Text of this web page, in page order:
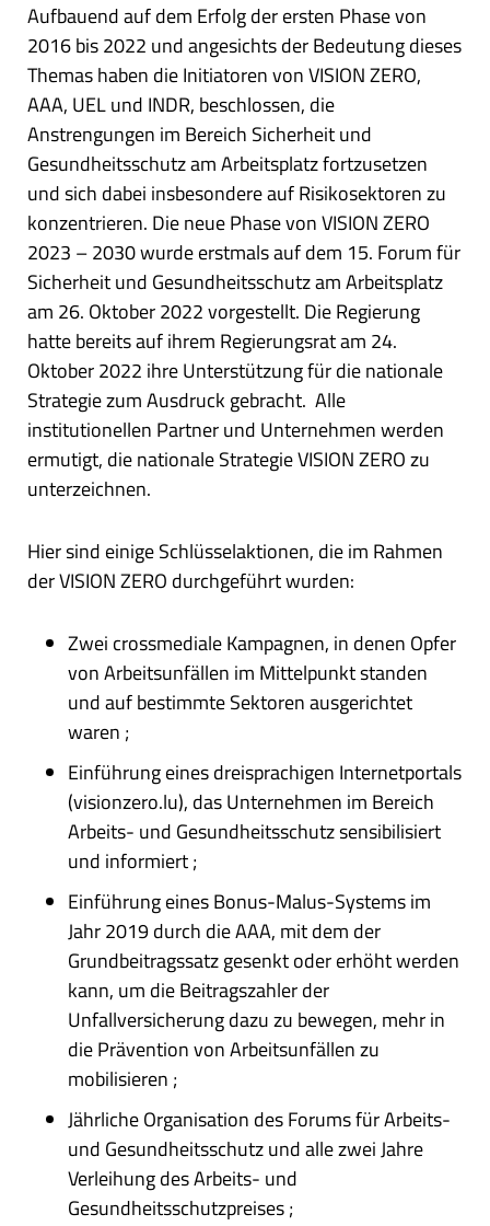
Aufbauend auf dem Erfolg der ersten Phase von
2016 bis 2022 und angesichts der Bedeutung dieses
Themas haben die Initiatoren von VISION ZERO,
AAA, UEL und INDR, beschlossen, die
Anstrengungen im Bereich Sicherheit und
Gesundheitsschutz am Arbeitsplatz fortzusetzen
und sich dabei insbesondere auf Risikosektoren zu
konzentrieren. Die neue Phase von VISION ZERO
2023 – 2030 wurde erstmals auf dem 15. Forum für
Sicherheit und Gesundheitsschutz am Arbeitsplatz
am 26. Oktober 2022 vorgestellt. Die Regierung
hatte bereits auf ihrem Regierungsrat am 24.
Oktober 2022 ihre Unterstützung für die nationale
Strategie zum Ausdruck gebracht. Alle
institutionellen Partner und Unternehmen werden
ermutigt, die nationale Strategie VISION ZERO zu
unterzeichnen.
Hier sind einige Schlüsselaktionen, die im Rahmen
der VISION ZERO durchgeführt wurden:
Zwei crossmediale Kampagnen, in denen Opfer
von Arbeitsunfällen im Mittelpunkt standen
und auf bestimmte Sektoren ausgerichtet
waren ;
Einführung eines dreisprachigen Internetportals
(visionzero.lu), das Unternehmen im Bereich
Arbeits- und Gesundheitsschutz sensibilisiert
und informiert ;
Einführung eines Bonus-Malus-Systems im
Jahr 2019 durch die AAA, mit dem der
Grundbeitragssatz gesenkt oder erhöht werden
kann, um die Beitragszahler der
Unfallversicherung dazu zu bewegen, mehr in
die Prävention von Arbeitsunfällen zu
mobilisieren ;
Jährliche Organisation des Forums für Arbeits-
und Gesundheitsschutz und alle zwei Jahre
Verleihung des Arbeits- und
Gesundheitsschutzpreises ;